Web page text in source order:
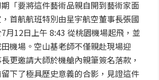
「要將這件藝術品親自開到藝術家面
首航航班特別由星宇航空董事長張國
月12日上午 8:43 從桃園機場起飛，並
機場。空山基老師不僅親赴現場迎
更邀請大師於機艙內親筆簽名落款，
下了極具歷史意義的合影，見證這件